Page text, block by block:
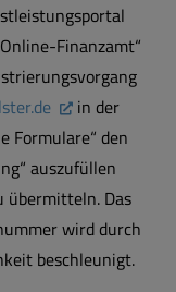
Finanzamt“
in der
Formulare“ den
auszufüllen
übermitteln. Das
wird durch
beschleunigt.